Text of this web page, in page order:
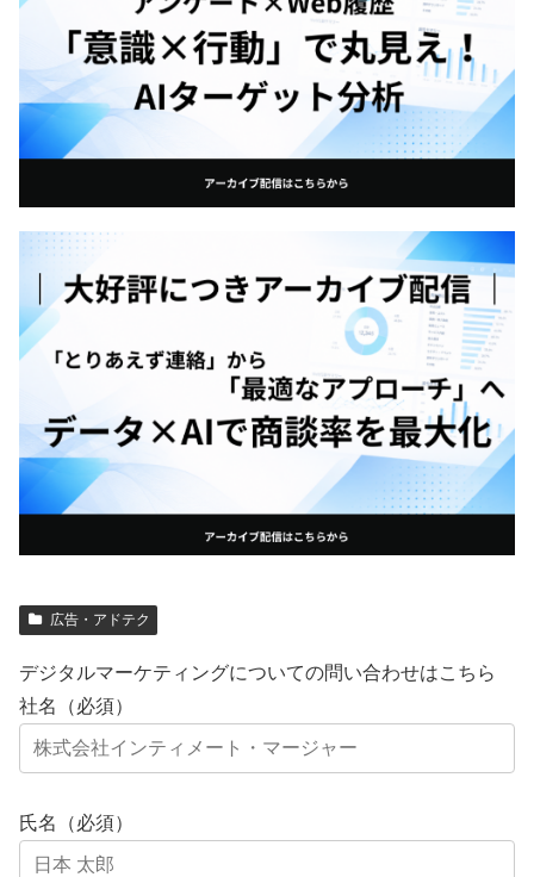
広告・アドテク
デジタルマーケティングについての問い合わせはこちら
社名（必須）
氏名（必須）